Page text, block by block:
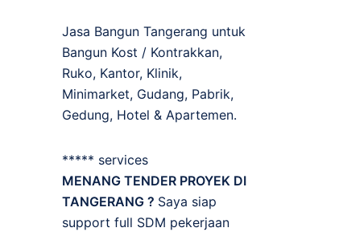
Jasa Bangun Tangerang untuk
Bangun Kost / Kontrakkan,
Ruko, Kantor, Klinik,
Minimarket, Gudang, Pabrik,
Gedung, Hotel & Apartemen.
***** services
MENANG TENDER PROYEK DI
TANGERANG ? Saya siap
support full SDM pekerjaan